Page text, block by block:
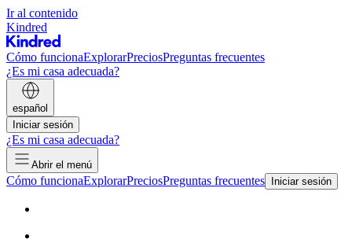
Ir al contenido
Kindred
Cómo funcionaExplorarPreciosPreguntas frecuentes
¿Es mi casa adecuada?
español
Iniciar sesión
¿Es mi casa adecuada?
Abrir el menú
Cómo funcionaExplorarPreciosPreguntas frecuentes Iniciar sesión